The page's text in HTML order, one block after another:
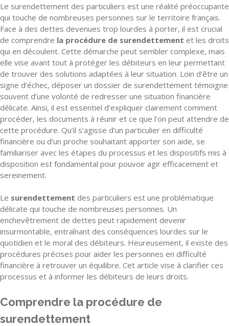
Le surendettement des particuliers est une réalité préoccupante
qui touche de nombreuses personnes sur le territoire français.
Face à des dettes devenues trop lourdes à porter, il est crucial
de comprendre la procédure de surendettement et les droits
qui en découlent. Cette démarche peut sembler complexe, mais
elle vise avant tout à protéger les débiteurs en leur permettant
de trouver des solutions adaptées à leur situation. Loin d’être un
signe d’échec, déposer un dossier de surendettement témoigne
souvent d’une volonté de redresser une situation financière
délicate. Ainsi, il est essentiel d’expliquer clairement comment
procéder, les documents à réunir et ce que l’on peut attendre de
cette procédure. Qu’il s’agisse d’un particulier en difficulté
financière ou d’un proche souhaitant apporter son aide, se
familiariser avec les étapes du processus et les dispositifs mis à
disposition est fondamental pour pouvoir agir efficacement et
sereinement.
Le surendettement des particuliers est une problématique
délicate qui touche de nombreuses personnes. Un
enchevêtrement de dettes peut rapidement devenir
insurmontable, entraînant des conséquences lourdes sur le
quotidien et le moral des débiteurs. Heureusement, il existe des
procédures précises pour aider les personnes en difficulté
financière à retrouver un équilibre. Cet article vise à clarifier ces
processus et à informer les débiteurs de leurs droits.
Comprendre la procédure de
surendettement